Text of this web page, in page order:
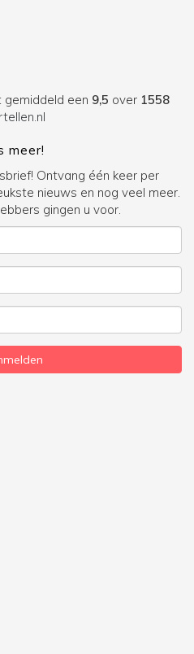
gemiddeld een 9,5 over 1558
meer!
Ontvang één keer per
nieuws en nog veel meer.
gingen u voor.